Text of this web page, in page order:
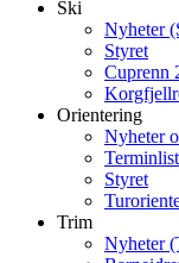
Ski
Nyheter
Styret
Cuprenn
Orientering
Nyheter
Styret
Trim
Nyheter